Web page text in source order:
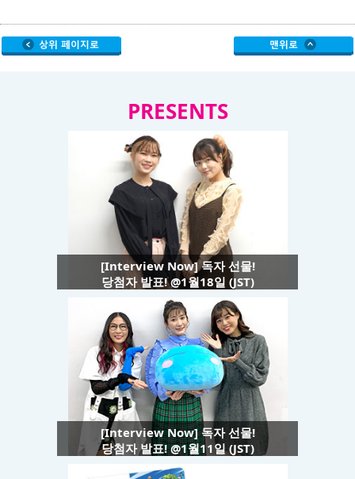
PRESENTS
[Interview Now] 독자 선물!
당첨자 발표! @1월18일 (JST)
[Interview Now] 독자 선물!
당첨자 발표! @1월11일 (JST)